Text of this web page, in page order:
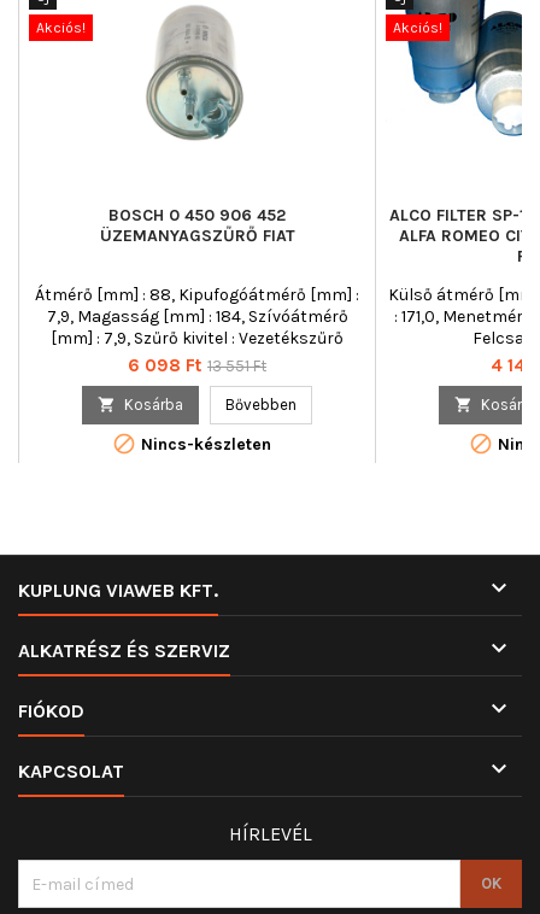
Akciós!
BOSCH 0 450 906 452
ÜZEMANYAGSZŰRŐ FIAT
Átmérő [mm] : 88, Kipufogóátmérő [mm] :
7,9, Magasság [mm] : 184, Szívóátmérő
[mm] : 7,9, Szűrő kivitel : Vezetékszűrő
Ár
6 098 Ft Normál
13 551 Ft
 Kosárba Bővebben
 Nincs-készleten
Akciós!
ALCO FILTER SP-
ALFA ROMEO
Külső átmérő
: 171,0,
Ár
4
 Kosárba

KUPLUNG VIAWEB KFT. 
ALKATRÉSZ ÉS SZERVIZ 
FIÓKOD 
KAPCSOLAT 
HÍRLEVÉL